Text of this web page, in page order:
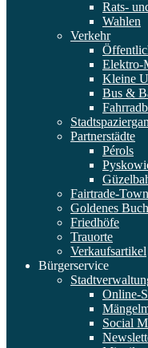
Rats-
Wahlen
Verkehr
Elektro-
Kleine
Bus &
Partnerstädte
Pérols
Fairtrade-Town
Goldenes Buch
Friedhöfe
Trauorte
Verkaufsartikel
Bürgerservice
Online-
Social